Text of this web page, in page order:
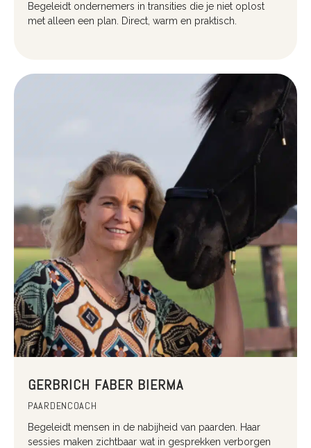
Begeleidt ondernemers in transities die je niet oplost
met alleen een plan. Direct, warm en praktisch.
GERBRICH FABER BIERMA
PAARDENCOACH
Begeleidt mensen in de nabijheid van paarden. Haar
sessies maken zichtbaar wat in gesprekken verborgen